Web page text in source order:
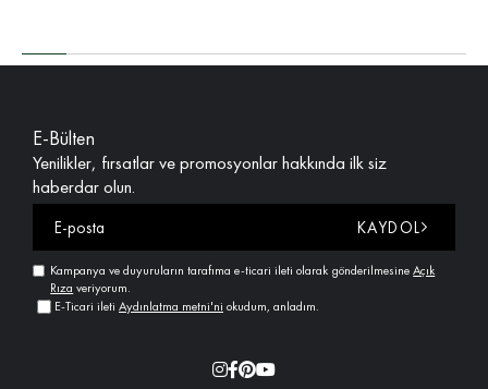
E-Bülten
Yenilikler, fırsatlar ve promosyonlar hakkında ilk siz
haberdar olun.
KAYDOL
Kampanya ve duyuruların tarafıma e-ticari ileti olarak gönderilmesineAçık
Rıza veriyorum.
E-Ticari ileti Aydınlatma metni'ni okudum, anladım.